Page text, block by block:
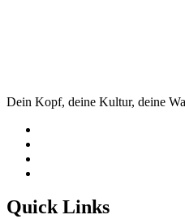
Dein Kopf, deine Kultur, deine
Quick Links